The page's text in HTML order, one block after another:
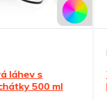
Tmavě
lahev Impact